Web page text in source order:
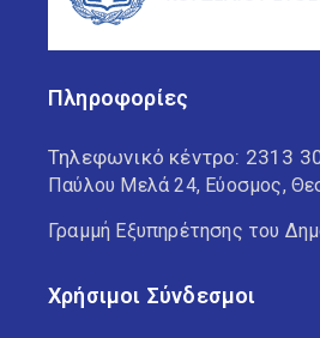
Πληροφορίες
Τηλεφωνικό κέντρο: 2313
Παύλου Μελά 24, Εύοσμος,
Γραμμή Εξυπηρέτησης του
Χρήσιμοι Σύνδεσμοι